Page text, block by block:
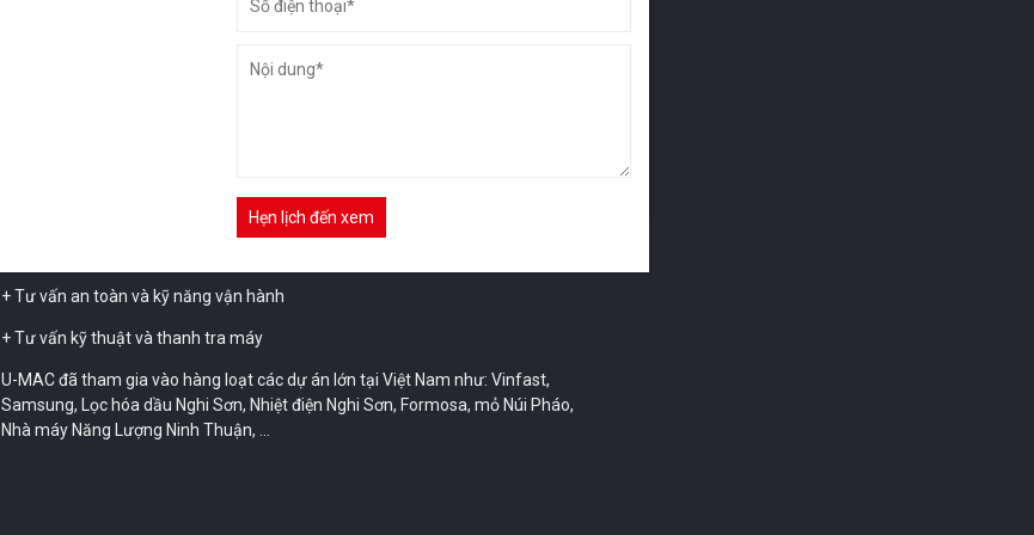
dựng tiên tiến, chất lượng cao từ đơn vị Nhật Bản.
+ Bán và cho thuê thiết bị xây dựng
+ Tư vấn an toàn và kỹ năng vận hành
+ Tư vấn kỹ thuật và thanh tra máy
U-MAC đã tham gia vào hàng loạt các dự án lớn tại Việt Nam như: Vinfast,
Samsung, Lọc hóa dầu Nghi Sơn, Nhiệt điện Nghi Sơn, Formosa, mỏ Núi Pháo,
Nhà máy Năng Lượng Ninh Thuận, …